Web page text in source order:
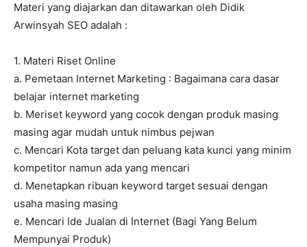
Materi yang diajarkan dan ditawarkan oleh Didik
Arwinsyah SEO adalah :
1. Materi Riset Online
a. Pemetaan Internet Marketing : Bagaimana cara dasar
belajar internet marketing
b. Meriset keyword yang cocok dengan produk masing
masing agar mudah untuk nimbus pejwan
c. Mencari Kota target dan peluang kata kunci yang minim
kompetitor namun ada yang mencari
d. Menetapkan ribuan keyword target sesuai dengan
usaha masing masing
e. Mencari Ide Jualan di Internet (Bagi Yang Belum
Mempunyai Produk)